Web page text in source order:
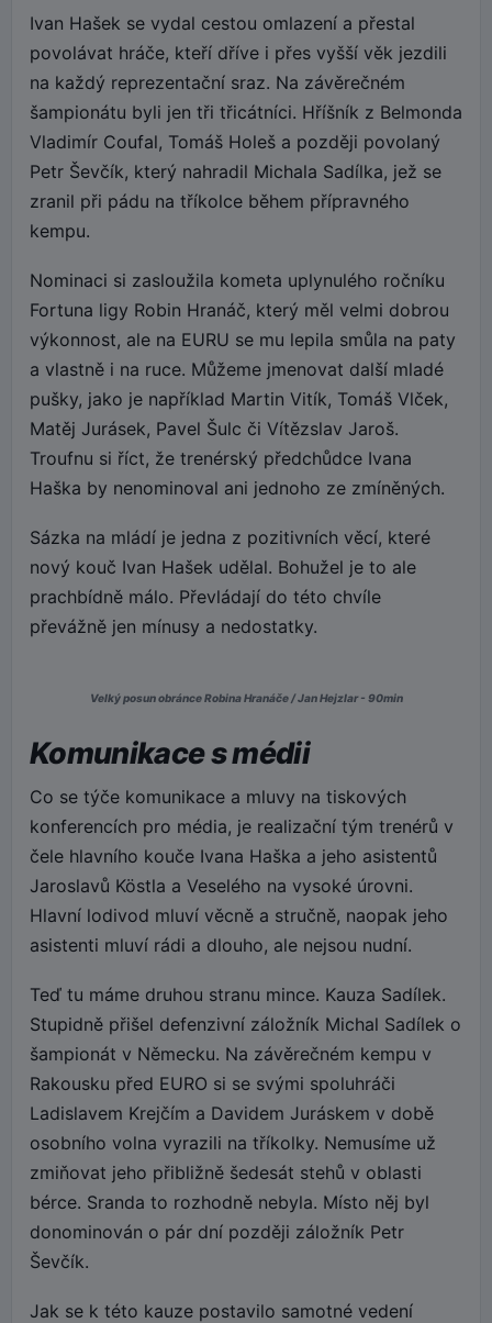
Ivan Hašek se vydal cestou omlazení a přestal
povolávat hráče, kteří dříve i přes vyšší věk jezdili
na každý reprezentační sraz. Na závěrečném
šampionátu byli jen tři třicátníci. Hříšník z Belmonda
Vladimír Coufal, Tomáš Holeš a později povolaný
Petr Ševčík, který nahradil Michala Sadílka, jež se
zranil při pádu na tříkolce během přípravného
kempu.
Nominaci si zasloužila kometa uplynulého ročníku
Fortuna ligy Robin Hranáč, který měl velmi dobrou
výkonnost, ale na EURU se mu lepila smůla na paty
a vlastně i na ruce. Můžeme jmenovat další mladé
pušky, jako je například Martin Vitík, Tomáš Vlček,
Matěj Jurásek, Pavel Šulc či Vítězslav Jaroš.
Troufnu si říct, že trenérský předchůdce Ivana
Haška by nenominoval ani jednoho ze zmíněných.
Sázka na mládí je jedna z pozitivních věcí, které
nový kouč Ivan Hašek udělal. Bohužel je to ale
prachbídně málo. Převládají do této chvíle
převážně jen mínusy a nedostatky.
Velký posun obránce Robina Hranáče / Jan Hejzlar - 90min
Komunikace s médii
Co se týče komunikace a mluvy na tiskových
konferencích pro média, je realizační tým trenérů v
čele hlavního kouče Ivana Haška a jeho asistentů
Jaroslavů Köstla a Veselého na vysoké úrovni.
Hlavní lodivod mluví věcně a stručně, naopak jeho
asistenti mluví rádi a dlouho, ale nejsou nudní.
Teď tu máme druhou stranu mince. Kauza Sadílek.
Stupidně přišel defenzivní záložník Michal Sadílek o
šampionát v Německu. Na závěrečném kempu v
Rakousku před EURO si se svými spoluhráči
Ladislavem Krejčím a Davidem Juráskem v době
osobního volna vyrazili na tříkolky. Nemusíme už
zmiňovat jeho přibližně šedesát stehů v oblasti
bérce. Sranda to rozhodně nebyla. Místo něj byl
donominován o pár dní později záložník Petr
Ševčík.
Jak se k této kauze postavilo samotné vedení